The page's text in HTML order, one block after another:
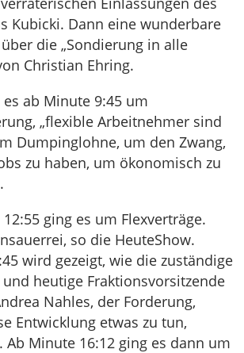
Kubicki. Dann eine wunderbare
die „Sondierung in alle
Christian Ehring.
ab Minute 9:45 um
„flexible Arbeitnehmer sind
Dumpinglohne, um den Zwang,
zu haben, um ökonomisch zu
ging es um Flexverträge.
so die HeuteShow.
wird gezeigt, wie die zuständige
heutige Fraktionsvorsitzende
Nahles, der Forderung,
Entwicklung etwas zu tun,
Ab Minute 16:12 ging es dann um